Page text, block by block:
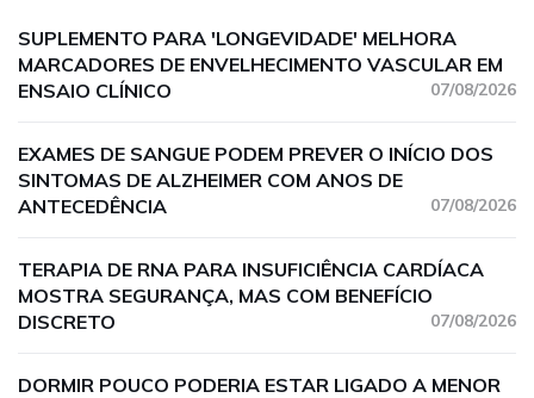
SUPLEMENTO PARA 'LONGEVIDADE' MELHORA
MARCADORES DE ENVELHECIMENTO VASCULAR EM
ENSAIO CLÍNICO
07/08/2026
EXAMES DE SANGUE PODEM PREVER O INÍCIO DOS
SINTOMAS DE ALZHEIMER COM ANOS DE
ANTECEDÊNCIA
07/08/2026
TERAPIA DE RNA PARA INSUFICIÊNCIA CARDÍACA
MOSTRA SEGURANÇA, MAS COM BENEFÍCIO
DISCRETO
07/08/2026
DORMIR POUCO PODERIA ESTAR LIGADO A MENOR